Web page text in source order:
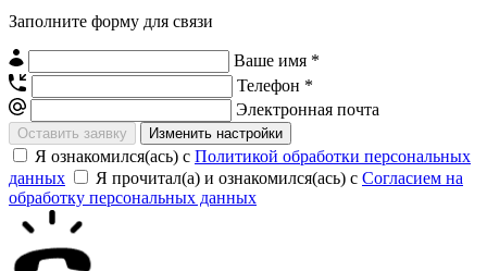
Заполните форму для связи
Ваше имя *
Телефон *
Электронная почта
Изменить настройки
Я ознакомился(ась) с Политикой обработки персональных
данных
Я прочитал(а) и ознакомился(ась) с Согласием на
обработку персональных данных